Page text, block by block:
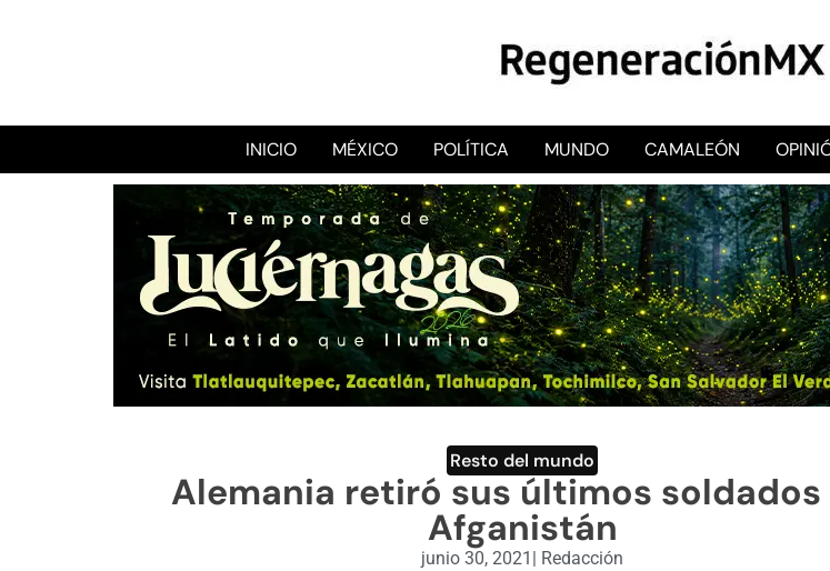
RegeneraciónMX
Sitio de noticias libre e independiente
INICIO MÉXICO POLÍTICA MUNDO CAMALEÓN
Resto del mundo
Alemania retiró sus últimos soldados
Afganistán
junio 30, 2021 Redacción